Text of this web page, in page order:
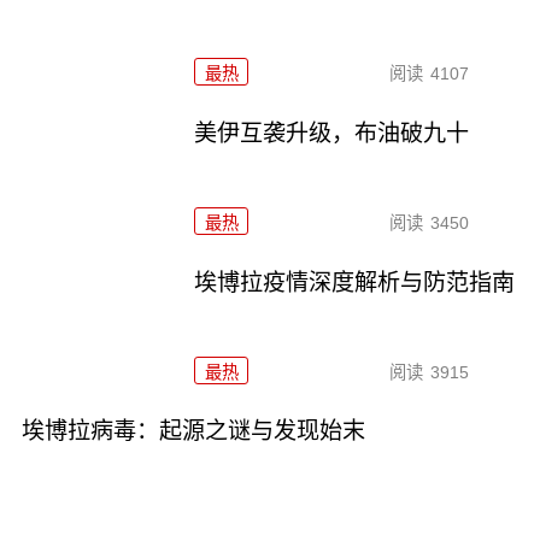
最热 阅读 4107
美伊互袭升级，布油破九十
最热 阅读 3450
埃博拉疫情深度解析与防范指南
最热 阅读 3915
埃博拉病毒：起源之谜与发现始末